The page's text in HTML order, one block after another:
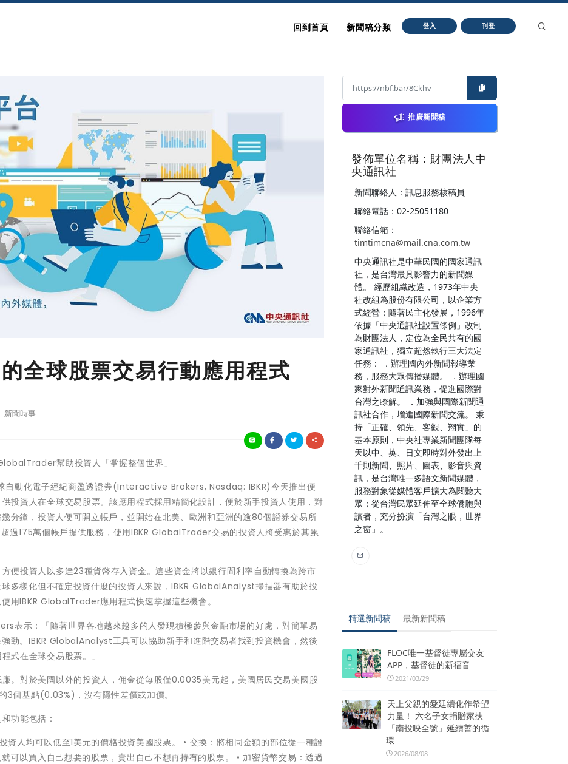
回到首頁 新聞稿分類 登入 刊登
全球股票交易行動應用程式
新聞時事
幫助投資人「掌握整個世界」
動化電子經紀商盈透證券(Interactive Brokers, Nasdaq: IBKR)今天推出便
投資人在全球交易股票。該應用程式採用精簡化設計，便於新手投資人使用，對
分鐘，投資人便可開立帳戶，並開始在北美、歐洲和亞洲的逾80個證券交易所
過175萬個帳戶提供服務，使用IBKR GlobalTrader交易的投資人將受惠於其累
便投資人以多達23種貨幣存入資金。這些資金將以銀行間利率自動轉換為跨市
多樣化但不確定投資什麼的投資人來說，IBKR GlobalAnalyst掃描器有助於投
用IBKR GlobalTrader應用程式快速掌握這些機會。
表示：「隨著世界各地越來越多的人發現積極參與金融市場的好處，對簡單易
勁。IBKR GlobalAnalyst工具可以協助新手和進階交易者找到投資機會，然後
式在全球交易股票。」
。對於美國以外的投資人，佣金從每股僅0.0035美元起，美國居民交易美國股
3個基點(0.03%)，沒有隱性差價或加價。
功能包括：
資人均可以低至1美元的價格投資美國股票。 • 交換：將相同金額的部位從一種證
可以買入自己想要的股票，賣出自己不想再持有的股票。 • 加密貨幣交易：透過
推廣新聞稿
發佈單位名稱：財團法人中
央通訊社
新聞聯絡人：訊息服務核稿員
聯絡電話：02-25051180
聯絡信箱：
timtimcna@mail.cna.com.tw
中央通訊社是中華民國的國家通訊
社，是台灣最具影響力的新聞媒
體。 經歷組織改造，1973年中央
社改組為股份有限公司，以企業方
式經營；隨著民主化發展，1996年
依據「中央通訊社設置條例」改制
為財團法人，定位為全民共有的國
家通訊社，獨立超然執行三大法定
任務： ．辦理國內外新聞報導業
務，服務大眾傳播媒體。 ．辦理國
家對外新聞通訊業務，促進國際對
台灣之瞭解。 ．加強與國際新聞通
訊社合作，增進國際新聞交流。 秉
持「正確、領先、客觀、翔實」的
基本原則，中央社專業新聞團隊每
天以中、英、日文即時對外發出上
千則新聞、照片、圖表、影音與資
訊，是台灣唯一多語文新聞媒體，
服務對象從媒體客戶擴大為閱聽大
眾；從台灣民眾延伸至全球僑胞與
讀者，充分扮演「台灣之眼，世界
之窗」。
精選新聞稿 最新新聞稿
FLOC唯一基督徒專屬交友
APP，基督徒的新福音
2021/03/29
天上父親的愛延續化作希望
力量！ 六名子女捐贈家扶
「南投映全號」延續善的循
環
2026/08/08